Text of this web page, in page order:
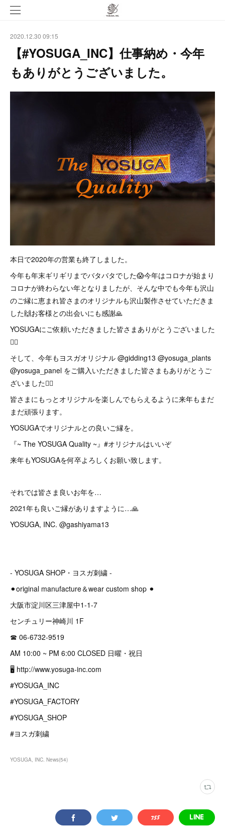
2020.12.30 09:15
【#YOSUGA_INC】仕事納め・今年
もありがとうございました。
本日で2020年の営業も終了しました。
今年も年末ギリギリまでバタバタでした😱今年はコロナが始まり
コロナが終わらない年となりましたが、そんな中でも今年も沢山
のご縁に恵まれ皆さまのオリジナルも沢山製作させていただきま
した🙌お客様との出会いにも感謝🙏
YOSUGAにご依頼いただきました皆さまありがとうございました
🙇‍♂️
そして、今年もヨスガオリジナル @gidding13 @yosuga_plants
@yosuga_panel をご購入いただきました皆さまもありがとうご
ざいました🙇‍♂️
皆さまにもっとオリジナルを楽しんでもらえるように来年もまだ
まだ頑張ります。
YOSUGAでオリジナルとの良いご縁を。
『~ The YOSUGA Quality ~』#オリジナルはいいぞ
来年もYOSUGAを何卒よろしくお願い致します。
それでは皆さま良いお年を…
2021年も良いご縁がありますように…🙏
YOSUGA, INC. @gashiyama13
- YOSUGA SHOP・ヨスガ刺繍 -
⚫︎original manufacture＆wear custom shop ⚫︎
大阪市淀川区三津屋中1-1-7
センチュリー神崎川 1F
☎︎ 06-6732-9519
AM 10:00 ~ PM 6:00 CLOSED 日曜・祝日
🖥 http://www.yosuga-inc.com
#YOSUGA_INC
#YOSUGA_FACTORY
#YOSUGA_SHOP
#ヨスガ刺繍
YOSUGA, INC. News(54)